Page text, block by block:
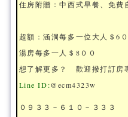
住房附贈：中西式早餐、免
超額：涵洞每多一位大人＄6０
湯房每多一人＄8００
想了解更多？ 歡迎撥打訂房
Line ID:@ecm4323w
０９３３－６１０－３３３